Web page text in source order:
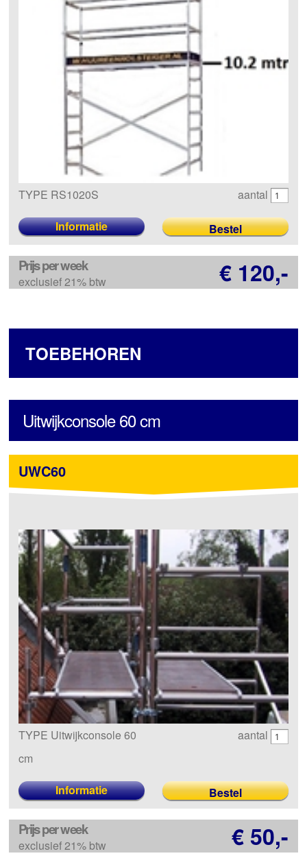
TYPE RS1020S aantal
Informatie
Prijs per week
exclusief 21% btw € 120,-
TOEBEHOREN
Uitwijkconsole 60 cm
UWC60
TYPE Uitwijkconsole 60
cm
aantal
Informatie
Prijs per week
exclusief 21% btw € 50,-